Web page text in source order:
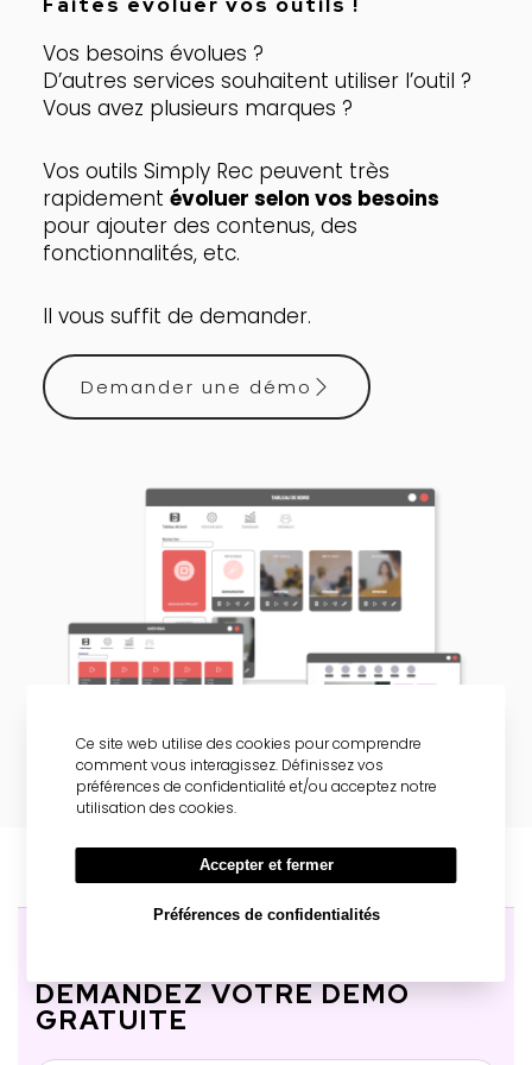
Vos besoins évolues ?
D’autres services souhaitent utiliser l’outil ?
Vous avez plusieurs marques ?
Vos outils Simply Rec peuvent très
rapidementévoluer selon vos besoins
pour ajouter des contenus, des
fonctionnalités, etc.
Il vous suffit de demander.
Demander une démo
DEMANDEZ VOTRE DÉMO
GRATUITE
Ce site web utilise des cookies pour comprendre
comment vous interagissez. Définissez vos
préférences de confidentialité et/ou acceptez notre
utilisation des cookies.
Préférences de confidentialités
Accepter et fermer